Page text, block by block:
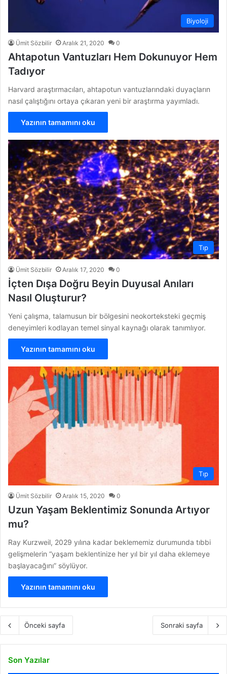
Biyoloji
Ümit Sözbilir Aralık 21, 2020 0
Ahtapotun Vantuzları Hem Dokunuyor Hem
Tadıyor
Harvard araştırmacıları, ahtapotun vantuzlarındaki duyaçların
nasıl çalıştığını ortaya çıkaran yeni bir araştırma yayımladı.
Yazının tamamını oku
Tıp
Ümit Sözbilir Aralık 17, 2020 0
İçten Dışa Doğru Beyin Duyusal Anıları
Nasıl Oluşturur?
Yeni çalışma, talamusun bir bölgesini neokorteksteki geçmiş
deneyimleri kodlayan temel sinyal kaynağı olarak tanımlıyor.
Yazının tamamını oku
Tıp
Ümit Sözbilir Aralık 15, 2020 0
Uzun Yaşam Beklentimiz Sonunda Artıyor
mu?
Ray Kurzweil, 2029 yılına kadar beklememiz durumunda tıbbi
gelişmelerin “yaşam beklentinize her yıl bir yıl daha eklemeye
başlayacağını” söylüyor.
Yazının tamamını oku
Önceki sayfa Sonraki sayfa
Son Yazılar